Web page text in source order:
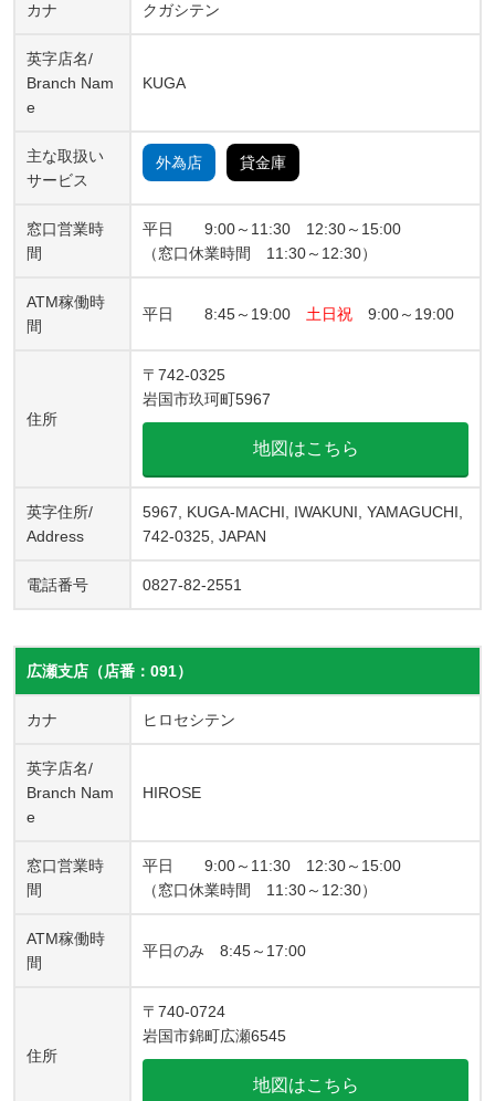
カナ クガシテン
英字店名/
Branch Nam
e
KUGA
主な取扱い
サービス
外為店 貸金庫
窓口営業時
間
平日 9:00～11:30 12:30～15:00
（窓口休業時間 11:30～12:30）
ATM稼働時
間
平日 8:45～19:00 土日祝 9:00～19:00
住所
〒742-0325
岩国市玖珂町5967
地図はこちら
英字住所/
Address
5967, KUGA-MACHI, IWAKUNI, YAMAGUCHI,
742-0325, JAPAN
電話番号 0827-82-2551
広瀬支店（店番：091）
カナ ヒロセシテン
英字店名/
Branch Nam
e
HIROSE
窓口営業時
間
平日 9:00～11:30 12:30～15:00
（窓口休業時間 11:30～12:30）
ATM稼働時
間
平日のみ 8:45～17:00
住所
〒740-0724
岩国市錦町広瀬6545
地図はこちら